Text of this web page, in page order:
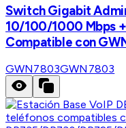
Switch Gigabit
10/100/1000 Mbps
Compatible con
GWN7803GWN7803